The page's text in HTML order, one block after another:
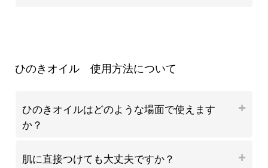
ひのきオイル 使用方法について
ひのきオイルはどのような場面で使えます
か？
肌に直接つけても大丈夫ですか？